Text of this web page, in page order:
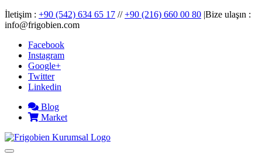
İletişim : +90 (542) 634 65 17 //+90 (216) 660 00 80 |Bize ulaşın :
info@frigobien.com
Facebook
Instagram
Google+
Twitter
Linkedin
Blog
Market